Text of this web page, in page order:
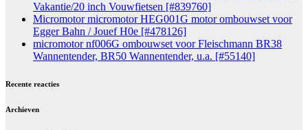
Vakantie/20 inch Vouwfietsen [#839760]
Micromotor micromotor HEG001G motor ombouwset voor
Egger Bahn / Jouef H0e [#478126]
micromotor nf006G ombouwset voor Fleischmann BR38
Wannentender, BR50 Wannentender, u.a. [#55140]
Recente reacties
Archieven